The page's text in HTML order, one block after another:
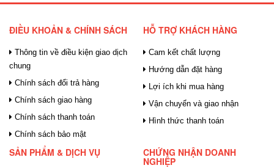
ĐIỀU KHOẢN & CHÍNH SÁCH
Thông tin về điều kiện giao dịch
chung
Chính sách đổi trả hàng
Chính sách giao hàng
Chính sách thanh toán
Chính sách bảo mật
HỖ TRỢ KHÁCH HÀNG
Cam kết chất lượng
Hướng dẫn đặt hàng
Lợi ích khi mua hàng
Vận chuyển và giao nhận
Hình thức thanh toán
SẢN PHẨM & DỊCH VỤ CHỨNG NHẬN DOANH
NGHIỆP